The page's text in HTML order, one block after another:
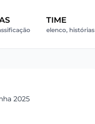
TIME
elenco, histórias
2025